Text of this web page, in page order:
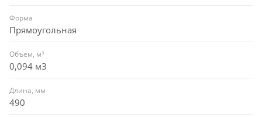
Форма
Прямоугольная
Объем, м³
0,094 м3
Длина, мм
490